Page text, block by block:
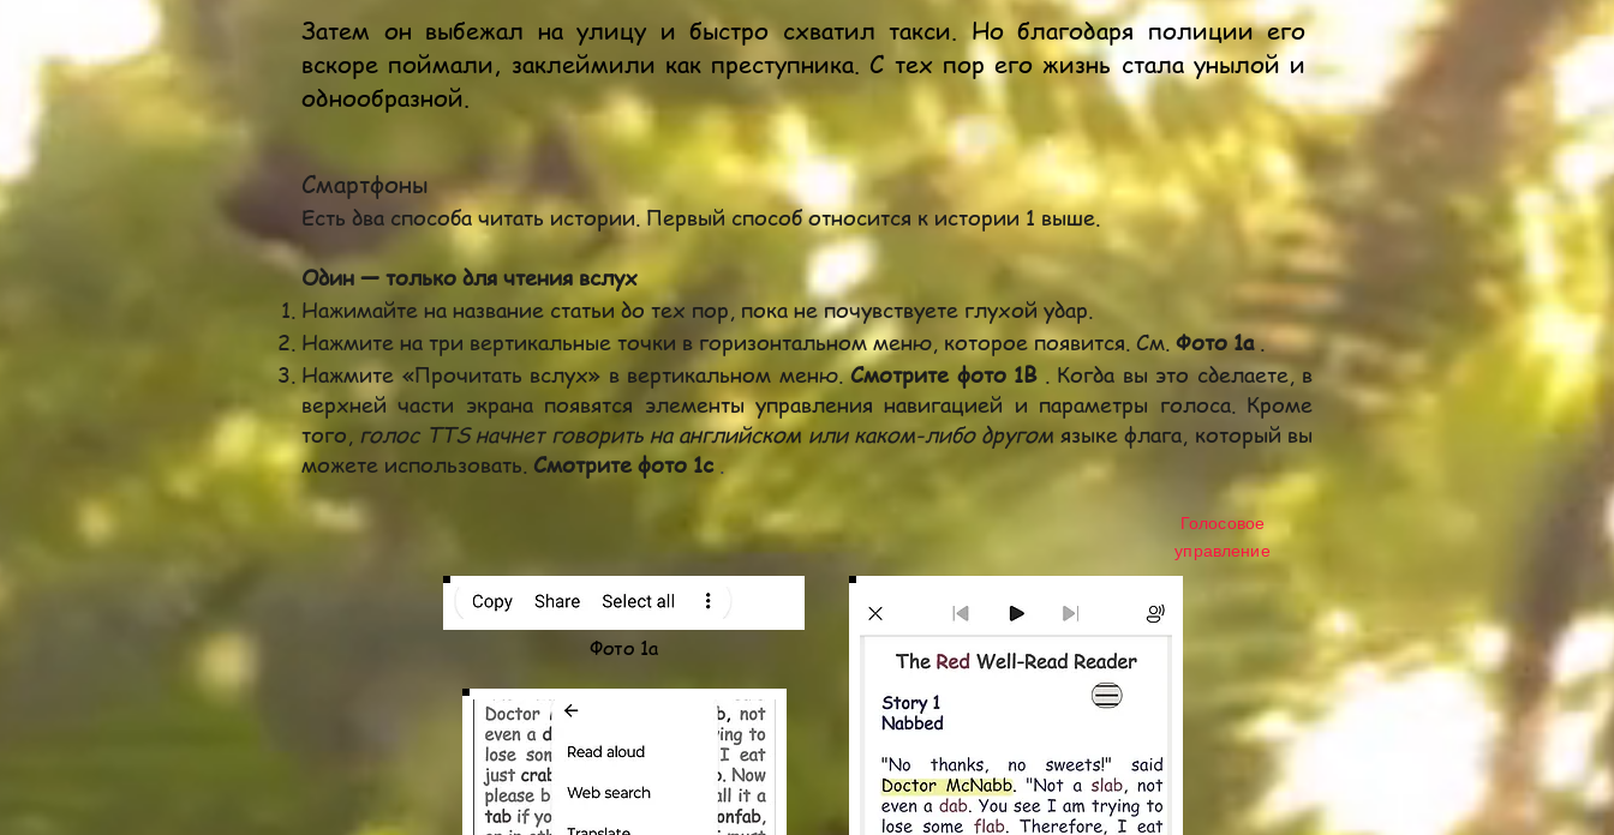
Затем он выбежал на улицу и быстро схватил такси. Но благодаря полиции его
вскоре поймали, заклеймили как преступника. С тех пор его жизнь стала унылой и
однообразной.
Смартфоны
Есть два способа читать истории. Первый способ относится к истории 1 выше.
Один — только для чтения вслух
Нажимайте на название статьи до тех пор, пока не почувствуете глухой удар.
Нажмите на три вертикальные точки в горизонтальном меню, которое появится. См. Фото 1a.
Нажмите «Прочитать вслух» в вертикальном меню.Смотрите фото 1B. Когда вы это сделаете, в
верхней части экрана появятся элементы управления навигацией и параметры голоса. Кроме
того, голос TTS начнет говорить на английском или каком-либо другом языке флага, который вы
можете использовать. Смотрите фото 1c.
Фото 1а
Голосовое
управление